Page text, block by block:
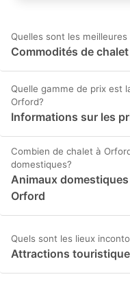
Quelles sont les
Commodités de
Quelle gamme de prix est
Orford?
Informations sur les
Combien de chalet à
domestiques?
Animaux
Orford
Quels sont les lieux
Attractions